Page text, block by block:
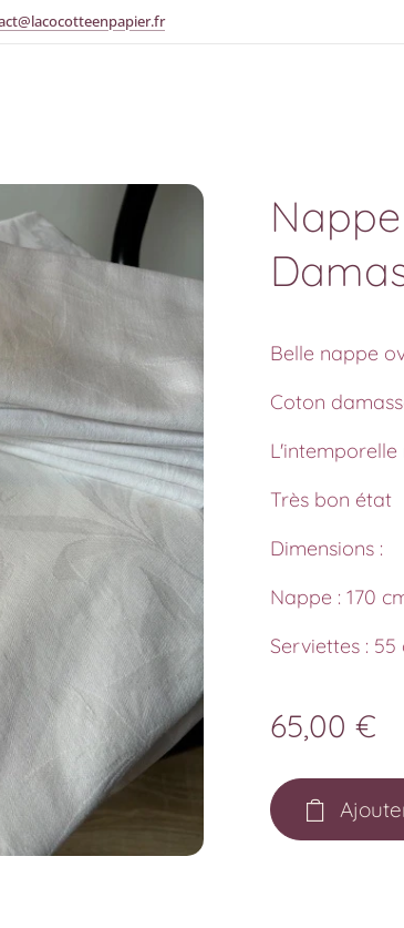
Belle nappe
Coton
L'intemporelle
Très bon état
Dimensions :
Nappe : 170
Serviettes :
65,00 €